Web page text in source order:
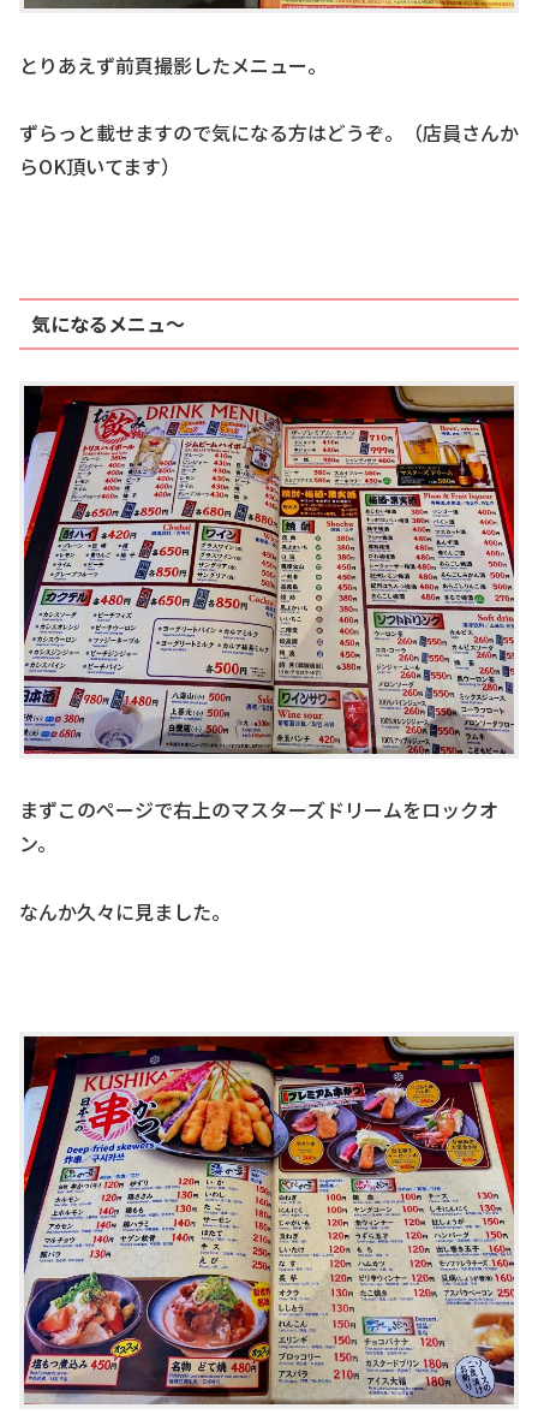
とりあえず前頁撮影したメニュー。
ずらっと載せますので気になる方はどうぞ。（店員さんか
らOK頂いてます）
気になるメニュ～
まずこのページで右上のマスターズドリームをロックオ
ン。
なんか久々に見ました。